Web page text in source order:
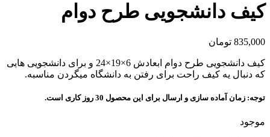
کیف دانشجویی طرح دوام
835,000 تومان
کیف دانشجویی طرح دوام ابعادش 6×19×24 و برای دانشجویی هایی
که دنبال یه کیف راحت برای رفتن به دانشگاه میگردن مناسبه.
توجه: زمان آماده سازی و ارسال برای این محصول 30 روز کاری است.
موجود